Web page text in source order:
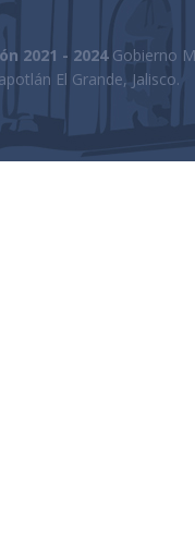
2021 - 2024Gobierno
El Grande, Jalisco.